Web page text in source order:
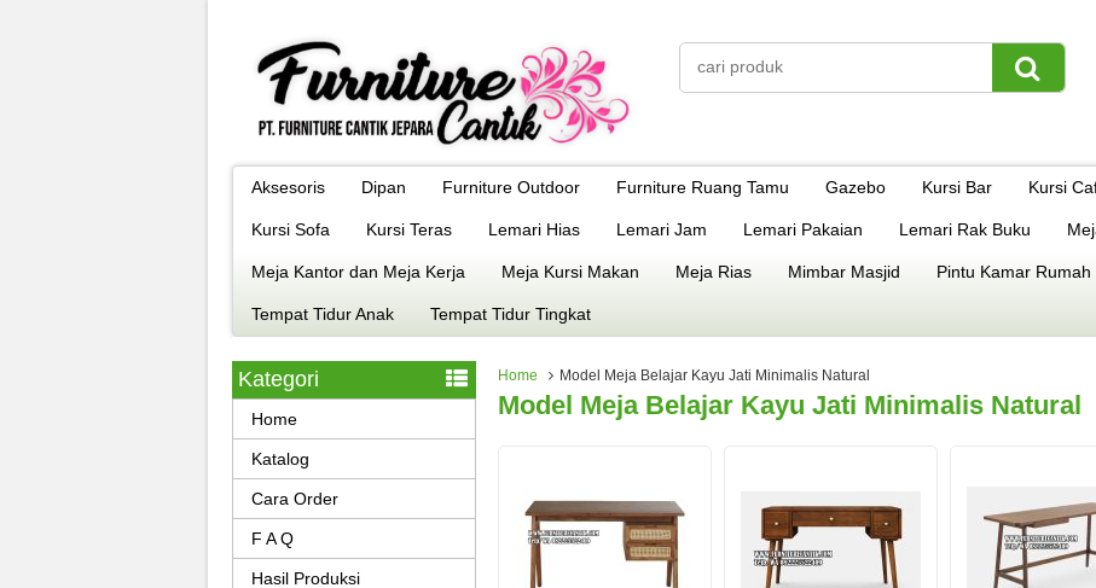
Aksesoris Dipan Furniture Outdoor Furniture Ruang Tamu Gazebo Kursi Bar Kursi
Kursi Sofa Kursi Teras Lemari Hias Lemari Jam Lemari Pakaian Lemari Rak Buku
Meja Kantor dan Meja Kerja Meja Kursi Makan Meja Rias Mimbar Masjid Pintu Kamar Rumah
Tempat Tidur Anak Tempat Tidur Tingkat
Home Model Meja Belajar Kayu Jati Minimalis Natural
Model Meja Belajar Kayu Jati Minimalis Natural
Kategori
Home
Katalog
Cara Order
F A Q
Hasil Produksi